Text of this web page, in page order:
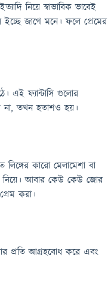
নিয়ে স্বাভাবিক ভাবেই
জাগে মনে। ফলে প্রেমের
এই ফ্যান্টাসি গুলোর
না, তখন হতাশও হয়।
কারো মেলামেশা বা
নিয়ে। আবার কেউ কেউ জোর
করা।
প্রতি আগ্রহবোধ করে এবং